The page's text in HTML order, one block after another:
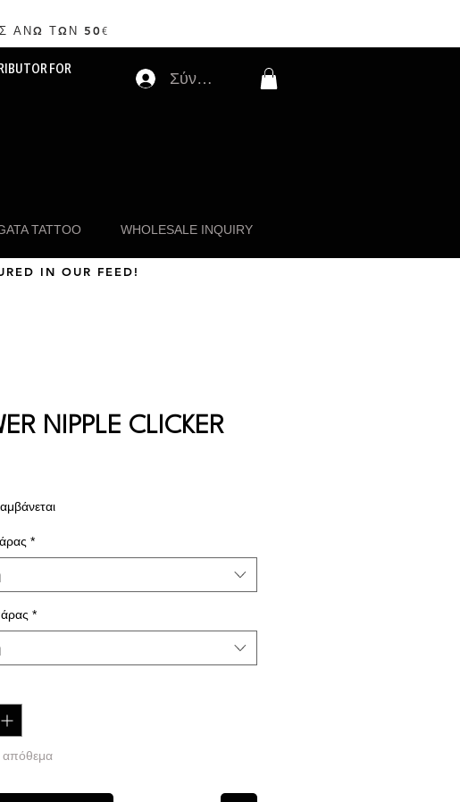
ΑΝΩ ΤΩΝ 50€
FOR
Σύνδεση
TATTOO WHOLESALE INQUIRY
IN OUR FEED!
NIPPLE CLICKER
*
*